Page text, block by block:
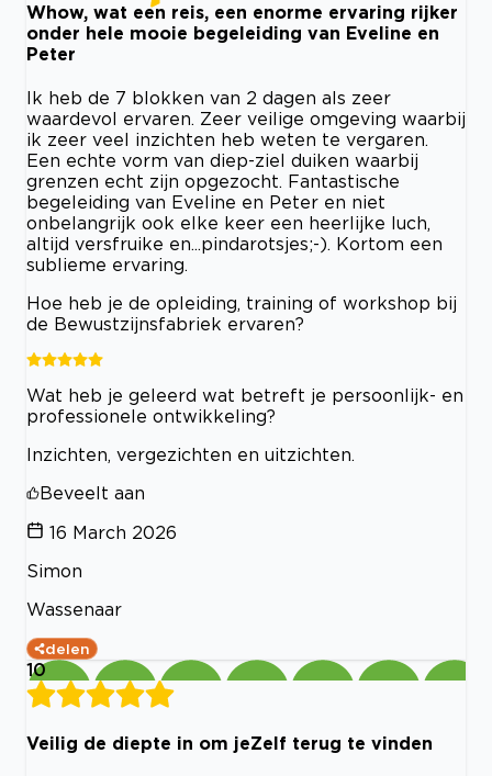
Whow, wat een reis, een enorme ervaring rijker
onder hele mooie begeleiding van Eveline en
Peter
Ik heb de 7 blokken van 2 dagen als zeer
waardevol ervaren. Zeer veilige omgeving waarbij
ik zeer veel inzichten heb weten te vergaren.
Een echte vorm van diep-ziel duiken waarbij
grenzen echt zijn opgezocht. Fantastische
begeleiding van Eveline en Peter en niet
onbelangrijk ook elke keer een heerlijke luch,
altijd versfruike en...pindarotsjes;-). Kortom een
sublieme ervaring.
Hoe heb je de opleiding, training of workshop bij
de Bewustzijnsfabriek ervaren?
Wat heb je geleerd wat betreft je persoonlijk- en
professionele ontwikkeling?
Inzichten, vergezichten en uitzichten.
Beveelt aan
16 March 2026
Simon
Wassenaar
delen
10
Veilig de diepte in om jeZelf terug te vinden